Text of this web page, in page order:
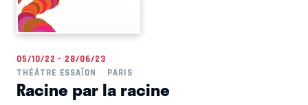
05/10/22 - 28/06/23
THÉÂTRE ESSAÏON
PARIS
Racine par la racine